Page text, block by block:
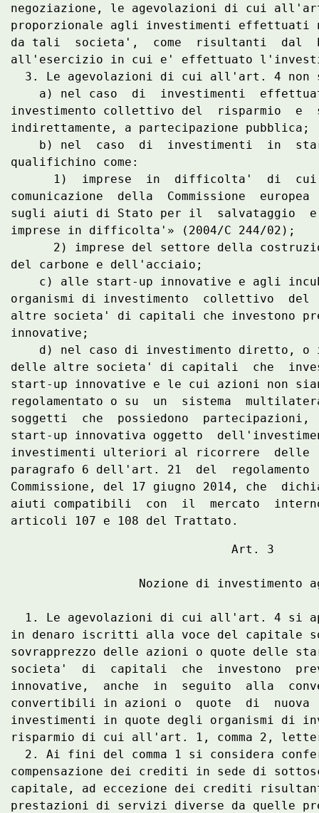
negoziazione, le agevolazioni di cui
proporzionale agli investimenti effettuati
da tali  societa',  come  risultanti  dal
all'esercizio in cui e' effettuato
3. Le agevolazioni di cui all'art. 4
a) nel caso  di  investimenti
investimento collettivo del  risparmio  e
indirettamente, a partecipazione pubblica;
b) nel  caso  di  investimenti  in
qualifichino come:
1)  imprese  in  difficolta'  di
comunicazione  della  Commissione
sugli aiuti di Stato per il  salvataggio
imprese in difficolta'» (2004/C 244/02);
2) imprese del settore della
del carbone e dell'acciaio;
c) alle start-up innovative e agli
organismi di investimento  collettivo
altre societa' di capitali che investono
innovative;
d) nel caso di investimento diretto, o
delle altre societa' di capitali  che
start-up innovative e le cui azioni non
regolamentato o su  un  sistema
soggetti  che  possiedono
start-up innovativa oggetto
investimenti ulteriori al ricorrere  delle
paragrafo 6 dell'art. 21  del  regolamento
Commissione, del 17 giugno 2014, che
aiuti compatibili  con  il  mercato
                               Art. 3
Nozione di investimento
1. Le agevolazioni di cui all'art. 4 si
in denaro iscritti alla voce del capitale
sovrapprezzo delle azioni o quote delle
societa'  di  capitali  che  investono
innovative,  anche  in  seguito  alla
convertibili in azioni o  quote  di  nuova
investimenti in quote degli organismi di
risparmio di cui all'art. 1, comma 2,
2. Ai fini del comma 1 si considera
compensazione dei crediti in sede di
capitale, ad eccezione dei crediti
prestazioni di servizi diverse da quelle